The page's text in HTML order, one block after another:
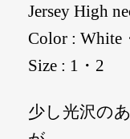
Jersey High
Color : White
Size : 1・2
少し光沢の